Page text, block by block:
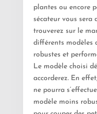
plantes ou encore
sécateur vous sera
trouverez sur le
différents modèles
robustes et
Le modèle choisi
accorderez. En
ne pourra
modèle moins